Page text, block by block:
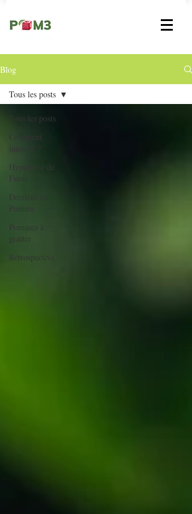
Blog
Tous les posts
Comment
innover ?
Hypothèse de
Futur
Derrière la
Pomme
Pommes à
gratter
Rétrospective
Tous les posts